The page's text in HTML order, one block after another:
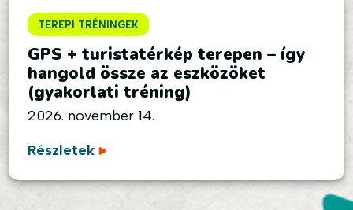
TEREPI TRÉNINGEK
GPS + turistatérkép terepen – így
hangold össze az eszközöket
(gyakorlati tréning)
2026. november 14.
Részletek